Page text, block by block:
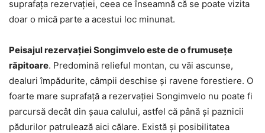
suprafaţa rezervaţiei, ceea ce înseamnă că se poate vizita
doar o mică parte a acestui loc minunat.
Peisajul rezervaţiei Songimvelo este de o frumuseţe
răpitoare. Predomină relieful montan, cu văi ascunse,
dealuri împădurite, câmpii deschise şi ravene forestiere. O
foarte mare suprafaţă a rezervaţiei Songimvelo nu poate fi
parcursă decât din şaua calului, astfel că până şi paznicii
pădurilor patrulează aici călare. Există şi posibilitatea